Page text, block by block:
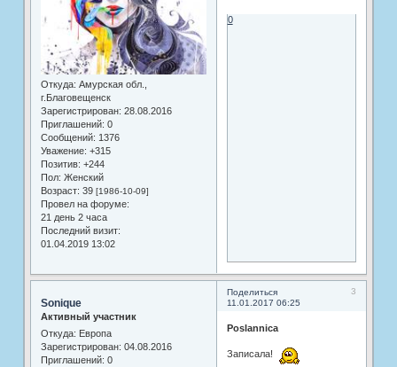
Откуда: Амурская обл.,
г.Благовещенск
Зарегистрирован: 28.08.2016
Приглашений: 0
Сообщений: 1376
Уважение: +315
Позитив: +244
Пол: Женский
Возраст: 39 [1986-10-09]
Провел на форуме:
21 день 2 часа
Последний визит:
01.04.2019 13:02
0
Поделиться
3
11.01.2017 06:25
Sonique
Активный участник
Откуда: Европа
Зарегистрирован: 04.08.2016
Приглашений: 0
Poslannica
Записала!